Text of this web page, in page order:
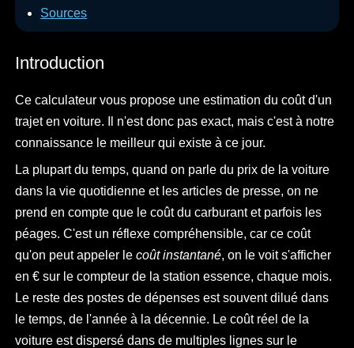
Sources
Introduction
Ce calculateur vous propose une estimation du coût d'un
trajet en voiture. Il n'est donc pas exact, mais c'est à notre
connaissance le meilleur qui existe à ce jour.
La plupart du temps, quand on parle du prix de la voiture
dans la vie quotidienne et les articles de presse, on ne
prend en compte que le coût du carburant et parfois les
péages. C'est un réflexe compréhensible, car ce coût
qu'on peut appeler lecoût instantané, on le voit s'afficher
en € sur le compteur de la station essence, chaque mois.
Le reste des postes de dépenses est souvent dilué dans
le temps, de l'année à la décennie. Le coût réel de la
voiture est dispersé dans de multiples lignes sur le